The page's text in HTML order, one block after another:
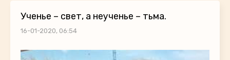
Ученье – свет, а неученье – тьма.
16-01-2020, 06:54